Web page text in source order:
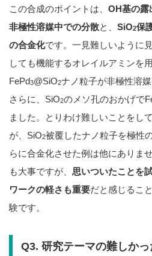
この合成のポイントは、 OH基の露
非極性溶媒中での分散と、 SiO2保
の合金化です。一見難しいように
しても機能するオレイルアミンを
FePd3@SiO2ナノ粒子が非極性溶
さらに、SiO2のメソ孔のおかげで
ました。とりわけ難しいことをし
が、SiO2被覆したナノ粒子を極性
らに合金化させた例は他にありま
も大事ですが、 思いついたことを
ワークの軽さも重要だと感じるこ
験です。
Q3. 研究テーマの難しか